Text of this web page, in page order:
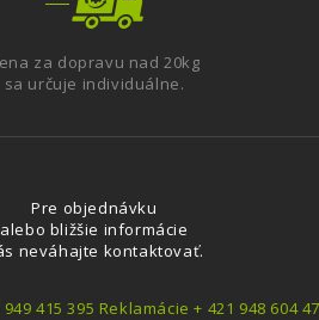
za dopravu nad 20kg
sa určuje individuálne.
Pre objednávku
alebo bližšie informácie
neváhajte kontaktovať.
415 395 Reklamácie + 421 948 604